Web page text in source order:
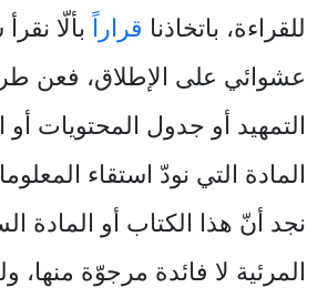
للقراءة، باتخاذنا قراراً بألّا
عشوائي على الإطلاق، فعن
التمهيد أو جدول المحتويات
المادة التي نودّ استقاء
نجد أنّ هذا الكتاب أو المادة
المرئية لا فائدة مرجوّة